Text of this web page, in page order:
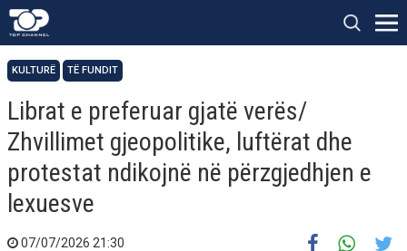
KULTURË TË FUNDIT
Librat e preferuar gjatë verës/
Zhvillimet gjeopolitike, luftërat dhe
protestat ndikojnë në përzgjedhjen e
lexuesve
07/07/2026 21:30